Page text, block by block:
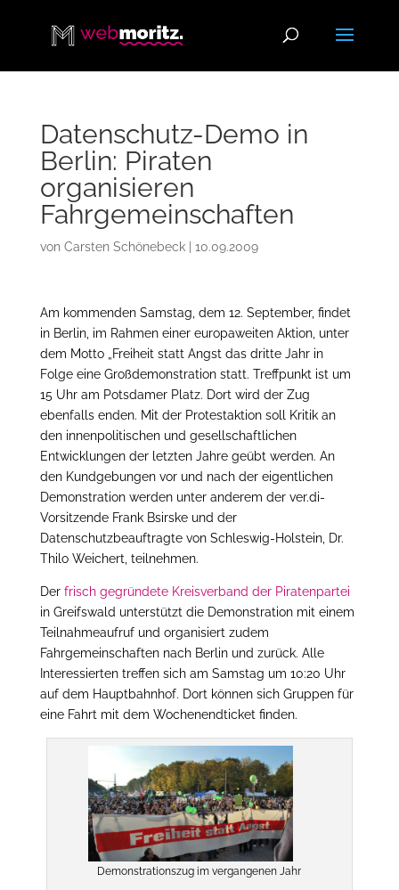
Datenschutz-Demo in
Berlin: Piraten
organisieren
Fahrgemeinschaften
von Carsten Schönebeck| 10.09.2009
Am kommenden Samstag, dem 12. September, findet
in Berlin, im Rahmen einer europaweiten Aktion, unter
dem Motto „Freiheit statt Angst das dritte Jahr in
Folge eine Großdemonstration statt. Treffpunkt ist um
15 Uhr am Potsdamer Platz. Dort wird der Zug
ebenfalls enden. Mit der Protestaktion soll Kritik an
den innenpolitischen und gesellschaftlichen
Entwicklungen der letzten Jahre geübt werden. An
den Kundgebungen vor und nach der eigentlichen
Demonstration werden unter anderem der ver.di-
Vorsitzende Frank Bsirske und der
Datenschutzbeauftragte von Schleswig-Holstein, Dr.
Thilo Weichert, teilnehmen.
Der frisch gegründete Kreisverband der Piratenpartei
in Greifswald unterstützt die Demonstration mit einem
Teilnahmeaufruf und organisiert zudem
Fahrgemeinschaften nach Berlin und zurück. Alle
Interessierten treffen sich am Samstag um 10:20 Uhr
auf dem Hauptbahnhof. Dort können sich Gruppen für
eine Fahrt mit dem Wochenendticket finden.
Demonstrationszug im vergangenen Jahr